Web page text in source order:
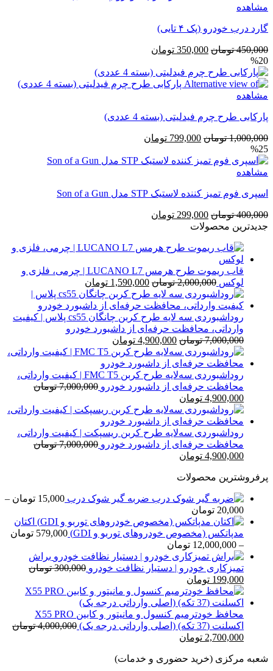
مشاهده
گارد درب خودرو (پک ۴ تایی)
450,000 تومان قیمت
450,000 تومان
بود.
350,000 تومان
350,000 تومان
است.
%20
مشاهده
پارکابی طرح چرم فیدلیتی (بسته 4 عددی)
1,000,000 تومان قیمت
1,000,000 تومان
799,000 تومان
799,000 تومان
%25
مشاهده
اسپری فوم تمیز کننده لاستیک STP مدل Son of a Gun
400,000 تومان قیمت
اصلی
بود.
299,000 تومان
است.
جدیدترین محصولات
قاب ریموت طرح هرمس LUCANO L7 | چرمی، فلزی و
لوکس 2,000,000 تومان قیمت
اصلی
2,000,000 تومان
بود.
1,590,000 تومان
فعلی
1,590,000 تومان
است.روداشبوردی سه‌ لایه طرح کربن چانگان cs55 پلاس | کیفیت
وارداتی، محافظت حرفه‌ای از داشبورد خودرو
7,000,000 تومان قیمت
اصلی
7,000,000 تومان
بود.
4,900,000 تومان
فعلی
است.
روداشبوردی سه‌لایه طرح کربن FMC T5 | کیفیت وارداتی،
محافظت حرفه‌ای از داشبورد خودرو 7,000,000 تومان
قیمت
اصلی
7,000,000 تومان
بود.
4,900,000 تومان
فعلی
4,900,000 تومان
است.
روداشبوردی سه‌لایه طرح کربن ریسپکت | کیفیت وارداتی،
محافظت حرفه‌ای از داشبورد خودرو 7,000,000 تومان
قیمت
7,000,000 تومان
4,900,000 تومان
پرفروشترین محصولات
ضربه گیر شوک درب 15,000 تومان –
20,000 تومان
قیمت:
15,000 تومان
تا
20,000 تومان
اکتان
مدپاتکس (مخصوص خودروهای توربو و GDI)
579,000 تومان
–
12,000,000 تومان
قیمت:
579,000 تومان
12,000,000 تومان
براش
تمیزکاری خودرو | دستیار نظافت خودرو 300,000 تومان
قیمت
اصلی
300,000 تومان
بود.
199,000 تومان
فعلی
199,000 تومان
است.
محافظ خودترمیم کنسول و مانیتور و کابین X55 PRO
اکسلنت (37 تکه) (اصلی وارداتی درجه یک)
4,000,000 تومان
قیمت
4,000,000 تومان
2,700,000 تومان
2,700,000 تومان
شعبه مرکزی (خرید حضوری و خدمات)